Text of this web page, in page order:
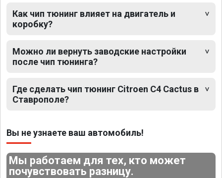
Как чип тюнинг влияет на двигатель и
коробку?
Можно ли вернуть заводские настройки
после чип тюнинга?
Где сделать чип тюнинг Citroen C4 Cactus в
Ставрополе?
Вы не узнаете ваш автомобиль!
Мы работаем для тех, кто может
почувствовать разницу.